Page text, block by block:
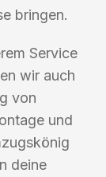
bringen.
Service
wir auch
von
und
deine